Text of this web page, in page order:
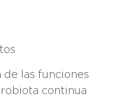
de las funciones
continua